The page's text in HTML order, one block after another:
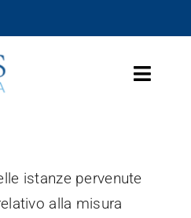
Toggle
istanze pervenute
alla misura